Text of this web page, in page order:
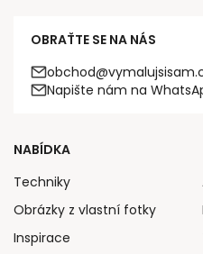
OBRAŤTE SE NA NÁS
Napište nám na
NABÍDKA
Techniky
Obrázky z vlastní fotky
Inspirace